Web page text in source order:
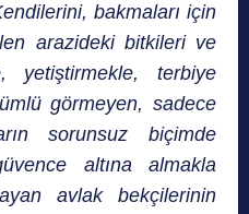
bakmaları için
arazideki bitkileri ve
yetiştirmekle, terbiye
görmeyen, sadece
sorunsuz biçimde
altına almakla
avlak bekçilerinin